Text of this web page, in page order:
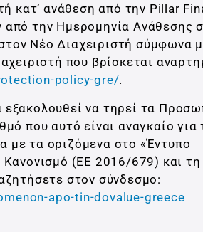
κατ’ ανάθεση από την Pillar
από την Ημερομηνία Ανάθεσης
Νέο Διαχειριστή σύμφωνα
που βρίσκεται
policy-gre/.
να τηρεί τα
που αυτό είναι αναγκαίο για
με τα οριζόμενα στο «Έντυπο
(ΕΕ 2016/679) και τη
στον σύνδεσμο:
apo-tin-dovalue-greece